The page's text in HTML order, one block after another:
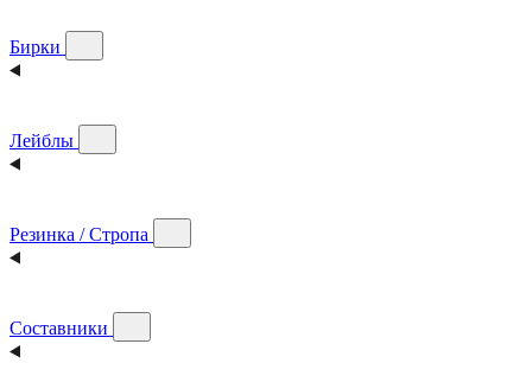
Бирки
Лейблы
Резинка / Стропа
Составники